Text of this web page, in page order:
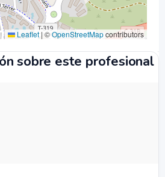
Leaflet | ©OpenStreetMapcontributors
sobre este profesional